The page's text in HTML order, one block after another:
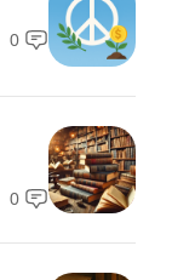
0
0